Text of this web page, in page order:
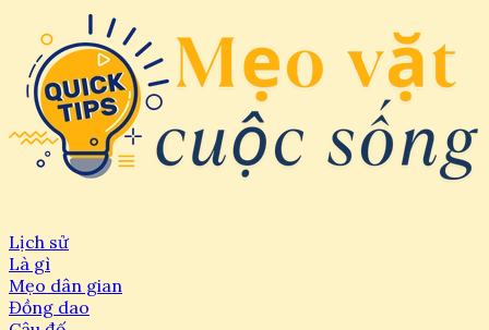
Lịch sử
Là gì
Mẹo dân gian
Đồng dao